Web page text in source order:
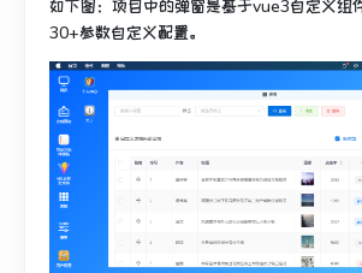
如下图：项目中的弹窗是基于vue3自定义组
30+参数自定义配置。